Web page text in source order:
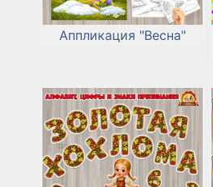
Аппликация "Весна"